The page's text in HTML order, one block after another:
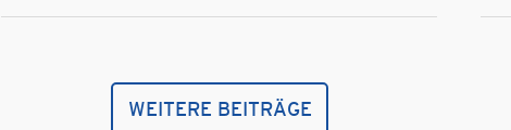
WEITERE BEITRÄGE